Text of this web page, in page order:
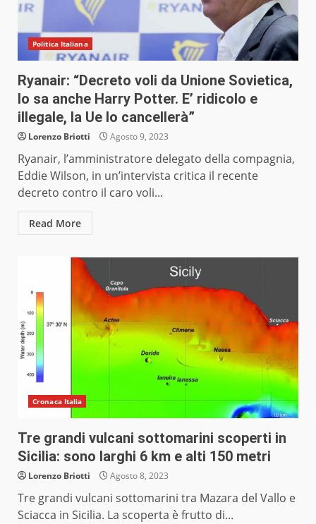
Politica Italiana
Ryanair: “Decreto voli da Unione Sovietica,
lo sa anche Harry Potter. E’ ridicolo e
illegale, la Ue lo cancellerà”
Lorenzo Briotti Agosto 9, 2023
Ryanair, l’amministratore delegato della compagnia,
Eddie Wilson, in un’intervista critica il recente
decreto contro il caro voli...
Read More
Cronaca Italia
Tre grandi vulcani sottomarini scoperti in
Sicilia: sono larghi 6 km e alti 150 metri
Lorenzo Briotti Agosto 8, 2023
Tre grandi vulcani sottomarini tra Mazara del Vallo e
Sciacca in Sicilia. La scoperta è frutto di...